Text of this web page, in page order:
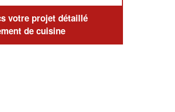
votre projet détaillé
de cuisine